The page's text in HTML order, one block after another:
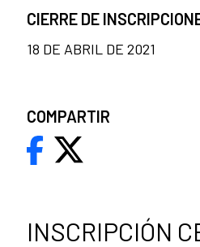
INSCRIPCIÓN
CIERRE DE
18 DE ABRIL DE 2021
COMPARTIR